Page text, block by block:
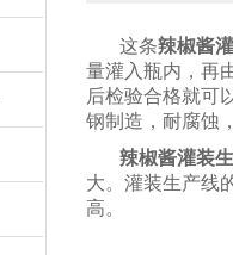
这条辣椒酱
量灌入瓶内，再
后检验合格就可
钢制造，耐腐蚀
辣椒酱灌装
大。 灌装生产线
高。